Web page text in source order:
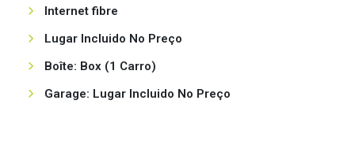
Internet fibre
Lugar Incluido No Preço
Boîte: Box (1 Carro)
Garage: Lugar Incluido No Preço